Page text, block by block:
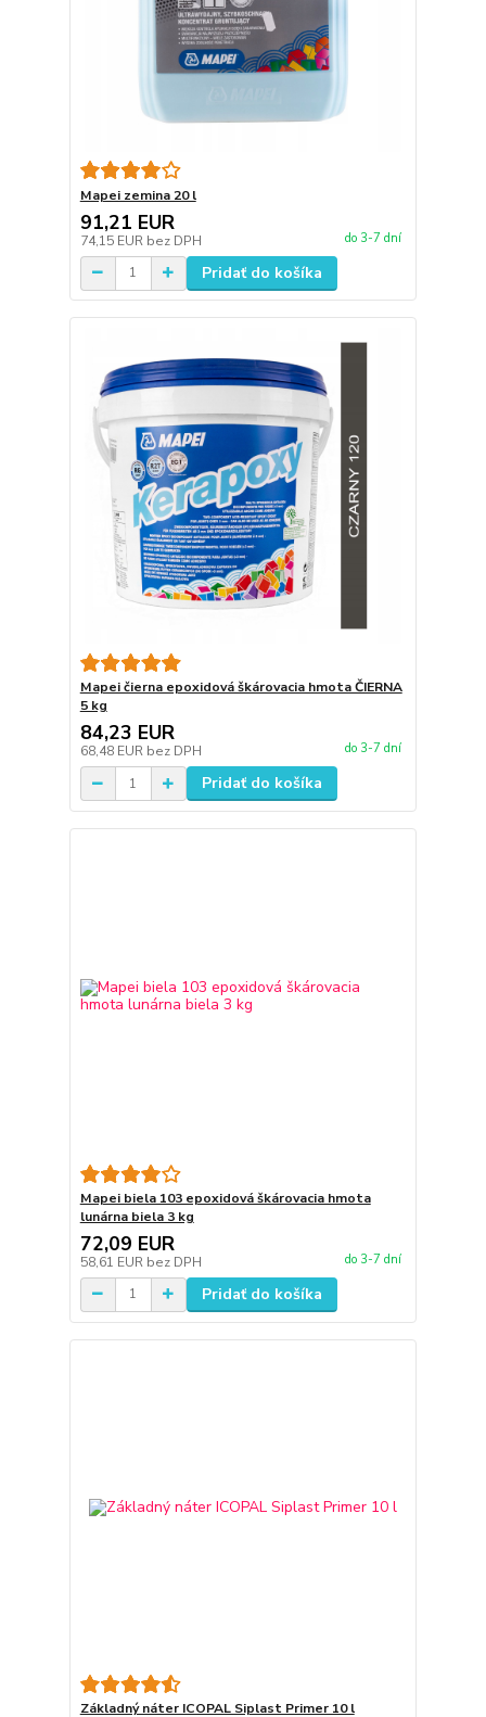
Mapei zemina 20 l
91,21 EUR
74,15 EUR bez DPH do 3-7 dní
Pridať do košíka
Mapei čierna epoxidová škárovacia hmota ČIERNA
5 kg
84,23 EUR
68,48 EUR bez DPH do 3-7 dní
Pridať do košíka
Mapei biela 103 epoxidová škárovacia hmota
lunárna biela 3 kg
72,09 EUR
58,61 EUR bez DPH do 3-7 dní
Pridať do košíka
Základný náter ICOPAL Siplast Primer 10 l